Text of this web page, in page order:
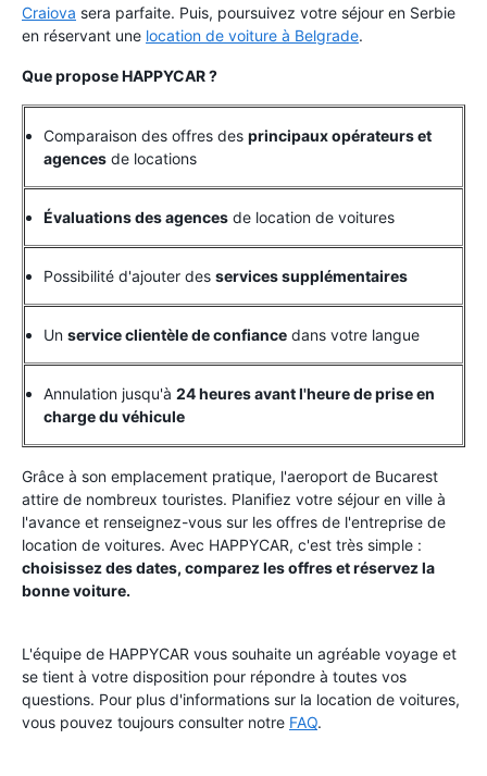
Craiova sera parfaite. Puis, poursuivez votre séjour en Serbie
en réservant une location de voiture à Belgrade.
Que propose HAPPYCAR ?
Comparaison des offres des principaux opérateurs et
agences de locations
Évaluations des agences de location de voitures
Possibilité d'ajouter des services supplémentaires
Un service clientèle de confiance dans votre langue
Annulation jusqu'à 24 heures avant l'heure de prise en
charge du véhicule
Grâce à son emplacement pratique, l'aeroport de Bucarest
attire de nombreux touristes. Planifiez votre séjour en ville à
l'avance et renseignez-vous sur les offres de l'entreprise de
location de voitures. Avec HAPPYCAR, c'est très simple :
choisissez des dates, comparez les offres et réservez la
bonne voiture.
L'équipe de HAPPYCAR vous souhaite un agréable voyage et
se tient à votre disposition pour répondre à toutes vos
questions. Pour plus d'informations sur la location de voitures,
vous pouvez toujours consulter notre FAQ.